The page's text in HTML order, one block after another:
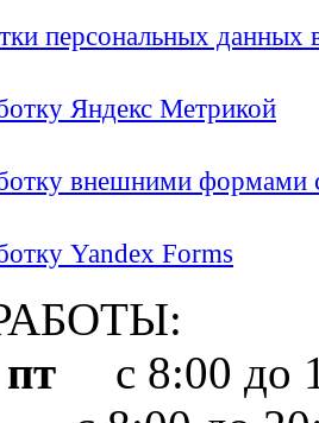
персональных
Яндекс Метрикой
внешними формами
Yandex Forms
с 8:00 до